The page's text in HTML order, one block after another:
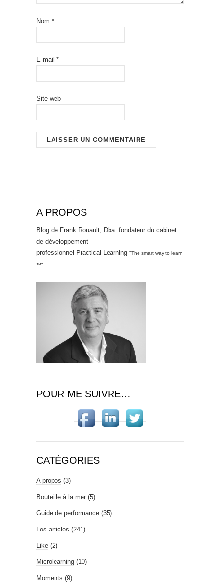
Nom *
E-mail *
Site web
A PROPOS
Blog de Frank Rouault, Dba. fondateur du cabinet
de développement
professionnel Practical Learning "The smart way to learn
™"
POUR ME SUIVRE…
CATÉGORIES
A propos (3)
Bouteille à la mer (5)
Guide de performance (35)
Les articles (241)
Like (2)
Microlearning (10)
Moments (9)